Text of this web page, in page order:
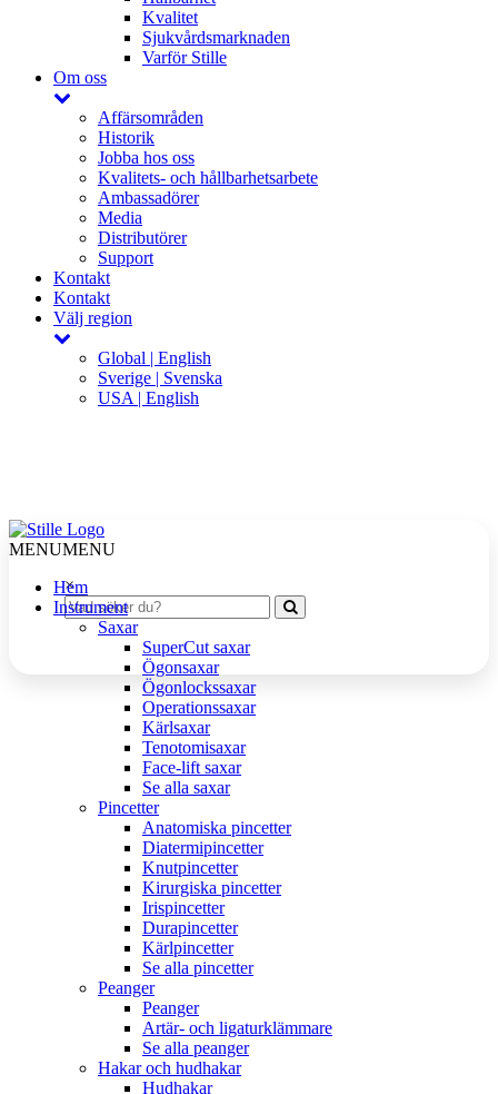
Kvalitet
Sjukvårdsmarknaden
Varför Stille
Om oss
Affärsområden
Historik
Jobba hos oss
Kvalitets- och hållbarhetsarbete
Ambassadörer
Media
Distributörer
Support
Kontakt
Kontakt
Välj region
Global | English
Sverige | Svenska
USA | English
×
MENUMENU
Hem
Instrument
Saxar
SuperCut saxar
Ögonsaxar
Ögonlockssaxar
Operationssaxar
Kärlsaxar
Tenotomisaxar
Face-lift saxar
Se alla saxar
Pincetter
Anatomiska pincetter
Diatermipincetter
Knutpincetter
Kirurgiska pincetter
Irispincetter
Durapincetter
Kärlpincetter
Se alla pincetter
Peanger
Peanger
Artär- och ligaturklämmare
Se alla peanger
Hakar och hudhakar
Hudhakar